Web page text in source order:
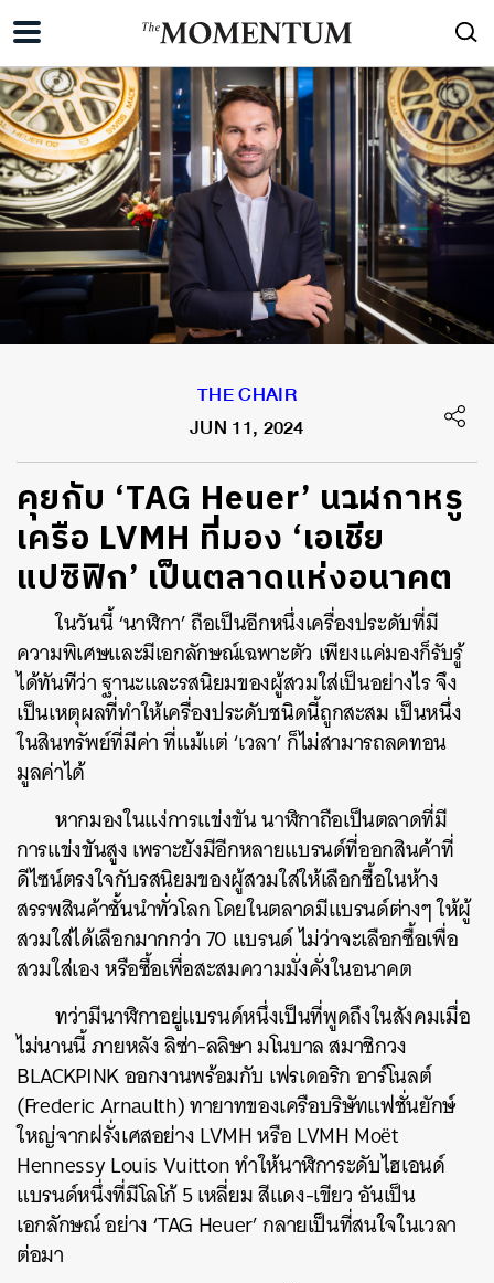
THE CHAIR
JUN 11, 2024
คุยกับ ‘TAG Heuer’ นาฬิกาหรู
เครือ LVMH ที่มอง ‘เอเชีย
แปซิฟิก’ เป็นตลาดแห่งอนาคต
ในวันนี้ ‘นาฬิกา’ ถือเป็นอีกหนึ่งเครื่องประดับที่มี
ความพิเศษและมีเอกลักษณ์เฉพาะตัว เพียงแค่มองก็รับรู้
ได้ทันทีว่า ฐานะและรสนิยมของผู้สวมใส่เป็นอย่างไร จึง
เป็นเหตุผลที่ทำให้เครื่องประดับชนิดนี้ถูกสะสม เป็นหนึ่ง
ในสินทรัพย์ที่มีค่า ที่แม้แต่ ‘เวลา’ ก็ไม่สามารถลดทอน
มูลค่าได้
หากมองในแง่การแข่งขัน นาฬิกาถือเป็นตลาดที่มี
การแข่งขันสูง เพราะยังมีอีกหลายแบรนด์ที่ออกสินค้าที่
ดีไซน์ตรงใจกับรสนิยมของผู้สวมใส่ให้เลือกซื้อในห้าง
สรรพสินค้าชั้นนำทั่วโลก โดยในตลาดมีแบรนด์ต่างๆ ให้ผู้
สวมใส่ได้เลือกมากกว่า 70 แบรนด์ ไม่ว่าจะเลือกซื้อเพื่อ
สวมใส่เอง หรือซื้อเพื่อสะสมความมั่งคั่งในอนาคต
ทว่ามีนาฬิกาอยู่แบรนด์หนึ่งเป็นที่พูดถึงในสังคมเมื่อ
ไม่นานนี้ ภายหลัง ลิซ่า-ลลิษา มโนบาล สมาชิกวง
BLACKPINK ออกงานพร้อมกับ เฟรเดอริก อาร์โนลต์
(Frederic Arnaulth) ทายาทของเครือบริษัทแฟชั่นยักษ์
ใหญ่จากฝรั่งเศสอย่าง LVMH หรือ LVMH Moët
Hennessy Louis Vuitton ทำให้นาฬิการะดับไฮเอนด์
แบรนด์หนึ่งที่มีโลโก้ 5 เหลี่ยม สีแดง-เขียว อันเป็น
เอกลักษณ์ อย่าง ‘TAG Heuer’ กลายเป็นที่สนใจในเวลา
ต่อมา